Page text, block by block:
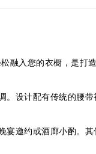
融入您的衣橱，是打
。设计配有传统的腰带
宴邀约或酒廊小酌。其